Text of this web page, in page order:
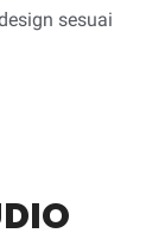
sesuai